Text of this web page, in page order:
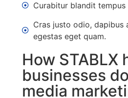
Curabitur blandit
Cras justo odio, dapibus
egestas eget quam.
How STABLX
businesses
media